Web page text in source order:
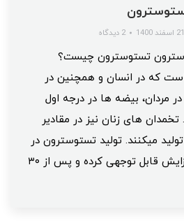
21 اسفند 1400 2 دیدگاه
تستوسترون چیست؟
که در انسان و همچنین در
مردان، بیضه‌ ها در درجه اول
های زنان نیز در مقادیر
میکنند. تولید تستوسترون در
دوران بلوغ شروع به افزایش قابل توجهی کرده و پس از ۳۰